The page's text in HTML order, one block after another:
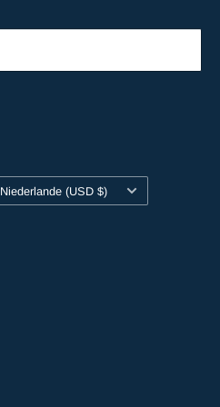
(USD $)